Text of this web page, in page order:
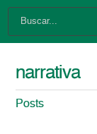
narrativa
Posts